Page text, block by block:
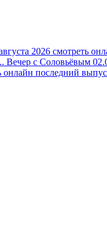
2026 смотреть
Вечер с Соловьёвым
онлайн последний